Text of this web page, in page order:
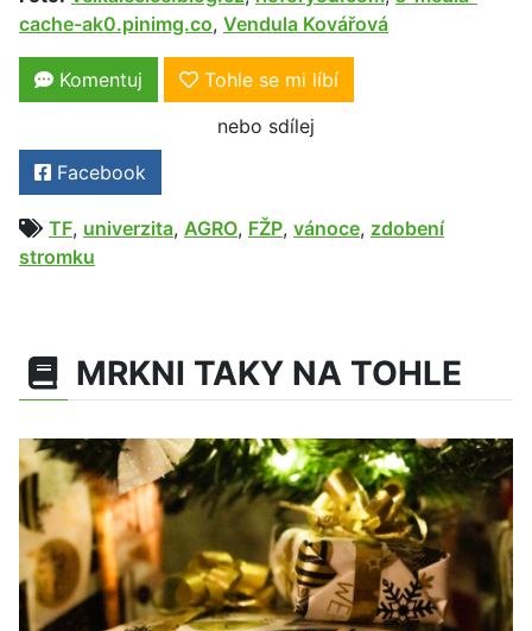
cache-ak0.pinimg.co, Vendula Kovářová
Komentuj
Tohle se mi líbí
nebo sdílej
Facebook
TF, univerzita, AGRO, FŽP, vánoce, zdobení
stromku
MRKNI TAKY NA TOHLE